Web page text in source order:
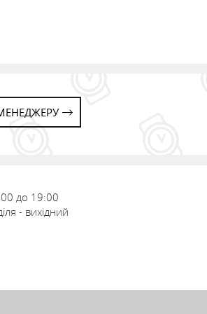
до 19:00
- вихідний